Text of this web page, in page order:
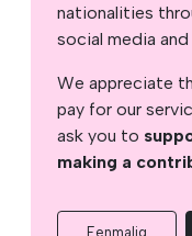
nationalities
social media
We appreciate
pay for our
ask you to
making a
Eenmalig